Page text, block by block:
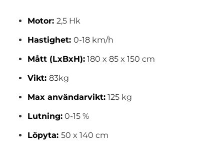
Motor: 2,5 Hk
Hastighet: 0-18 km/h
Mått (LxBxH): 180 x 85 x 150 cm
Vikt: 83kg
Max användarvikt: 125 kg
Lutning: 0-15 %
Löpyta: 50 x 140 cm